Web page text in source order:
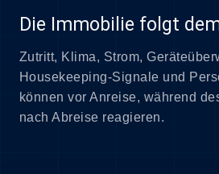
Die Immobilie folgt
Zutritt, Klima, Strom,
Housekeeping-Signale und
können vor Anreise, während
nach Abreise reagieren.